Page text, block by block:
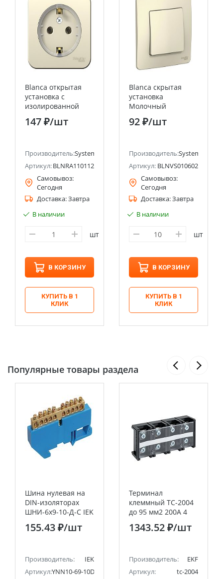
(ранее Schneider Electric)
Blanca открытая
установка с
изолированной
пластиной
Молочный Розетка
Systeme Electric
(Schneider Electric)
147 ₽/шт
Производитель:Systeme Electric (ранее Schneider Electric)
Артикул:BLNRA110112
Самовывоз:
Сегодня
Доставка:Завтра
В наличии
шт
В КОРЗИНУ
КУПИТЬ В 1
КЛИК
Blanca скрытая
установка
Молочный
Переключатель 1
клавишный , 10А
92 ₽/шт
Производитель:Systeme
Артикул: BLNVS010602
Самовывоз:
Сегодня
Доставка:Завтра
В наличии
шт
В КОРЗИНУ
КУПИТЬ В 1
КЛИК
Популярные товары раздела
Шина нулевая на
DIN-изоляторах
ШНИ-6х9-10-Д-С IEK
155.43 ₽/шт
Производитель:
IEK
Артикул:YNN10-69-10D-K07
Терминал
клеммный TC-2004
до 95 мм2 200A 4
клеммные пары
EKF PROxima
1343.52 ₽/шт
Производитель:
EKF
Артикул:
tc-2004